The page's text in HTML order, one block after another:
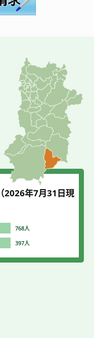
（2026年7月31 日現
768人
397人